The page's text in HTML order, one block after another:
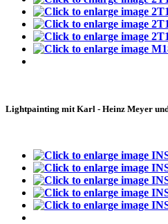
Lightpainting mit Karl - Heinz Meyer